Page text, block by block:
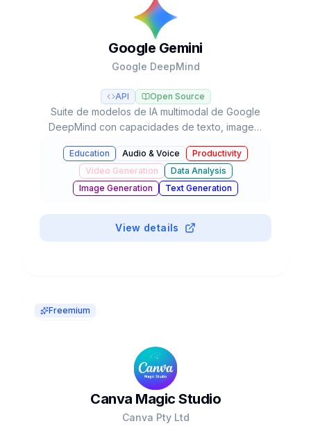
Google Gemini
Google DeepMind
API Open Source
Suite de modelos de IA multimodal de Google
DeepMind con capacidades de texto, imagen,
ecosistema de Google con agentes autónomos
y razonamiento avanzado.
Education Audio & Voice
Productivity
Video Generation
Data Analysis
Image Generation
Text Generation
Coding Assistants
Browser Extension
View details
Freemium
Canva Magic Studio
Canva Pty Ltd